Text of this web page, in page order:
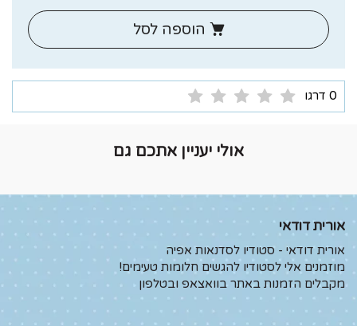
הוספה לסל
0 דרגו
אולי יעניין אתכם גם
אורית דודאי
אורית דודאי - סטודיו לסדנאות אפיה
מוזמנים אלי לסטודיו להגשים חלומות טעימים!
מקבלים הזמנות באתר בוואצאפ ובטלפון